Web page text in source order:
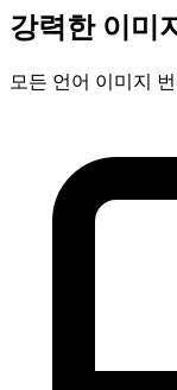
강력한 이미
모든 언어 이미지